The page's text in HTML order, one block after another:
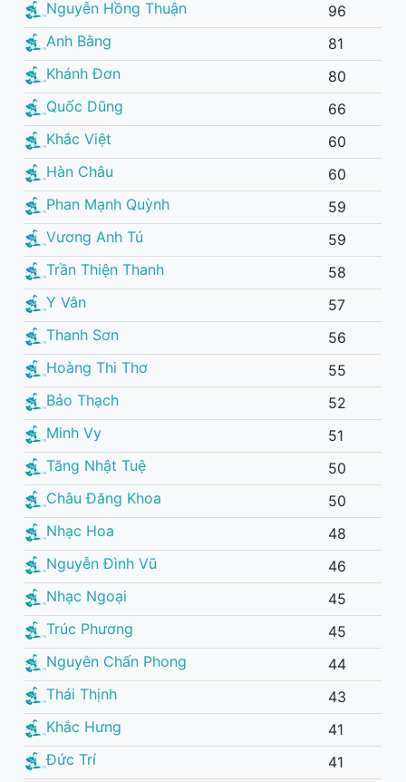
Nguyễn Hồng Thuận
96
Anh Bằng
81
Khánh Đơn
80
Quốc Dũng
66
Khắc Việt
60
Hàn Châu
60
Phan Mạnh Quỳnh
59
Vương Anh Tú
59
Trần Thiện Thanh
58
Y Vân
57
Thanh Sơn
56
Hoàng Thi Thơ
55
Bảo Thạch
52
Minh Vy
51
Tăng Nhật Tuệ
50
Châu Đăng Khoa
50
Nhạc Hoa
48
Nguyễn Đình Vũ
46
Nhạc Ngoại
45
Trúc Phương
45
Nguyên Chấn Phong
44
Thái Thịnh
43
Khắc Hưng
41
Đức Trí
41